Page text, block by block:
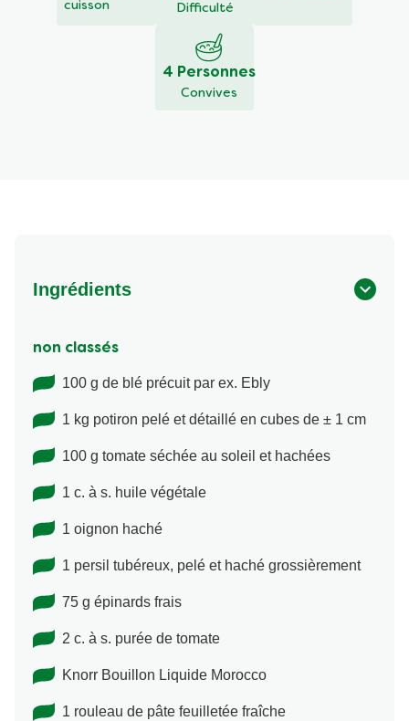
cuisson
Difficulté
4 Personnes
Convives
Ingrédients
non classés
100 g de blé précuit par ex. Ebly
1 kg potiron pelé et détaillé en cubes de ± 1 cm
100 g tomate séchée au soleil et hachées
1 c. à s. huile végétale
1 oignon haché
1 persil tubéreux, pelé et haché grossièrement
75 g épinards frais
2 c. à s. purée de tomate
Knorr Bouillon Liquide Morocco
1 rouleau de pâte feuilletée fraîche